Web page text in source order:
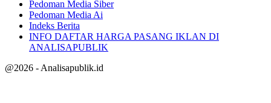
Pedoman Media Siber
Pedoman Media Ai
Indeks Berita
INFO DAFTAR HARGA PASANG IKLAN DI
ANALISAPUBLIK
@2026 - Analisapublik.id